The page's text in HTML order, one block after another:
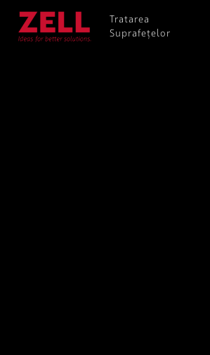
Tratarea
Suprafețelor